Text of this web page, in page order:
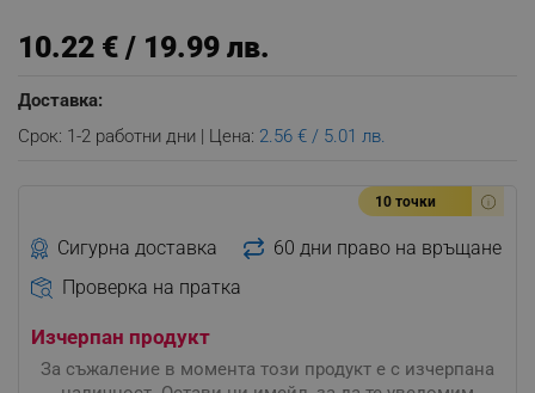
10.22 € / 19.99 лв.
Доставка:
Срок: 1-2 работни дни | Цена: 2.56 € / 5.01 лв.
10 точки
Сигурна доставка
60 дни право на връщане
Проверка на пратка
Изчерпан продукт
За съжаление в момента този продукт е с изчерпана